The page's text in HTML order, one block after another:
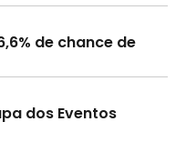
de chance de
dos Eventos